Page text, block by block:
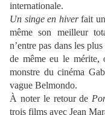
internationale.
Un singe en hiverfait
même son meilleur
n’entre pas dans les
de même eu le mérite,
monstre du cinéma
vague Belmondo.
À noter le retour de
trois films avec Jean